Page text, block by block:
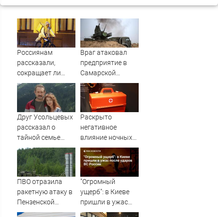
Россиянам
рассказали,
сокращает ли
жизнь ночная
работа
Враг атаковал
предприятие в
Самарской
области
Друг Усольцевых
рассказал о
тайной семье
бизнесмена
Раскрыто
негативное
влияние ночных
смен на организм
человека
ПВО отразила
ракетную атаку в
Пензенской
области
"Огромный
ущерб": в Киеве
пришли в ужас
после ударов ВС